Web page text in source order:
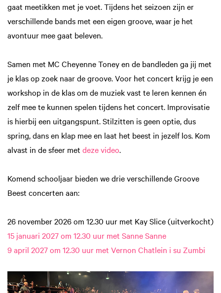
gaat meetikken met je voet. Tijdens het seizoen zijn er
verschillende bands met een eigen groove, waar je het
avontuur mee gaat beleven.
Samen met MC Cheyenne Toney en de bandleden ga jij met
je klas op zoek naar de groove. Voor het concert krijg je een
workshop in de klas om de muziek vast te leren kennen én
zelf mee te kunnen spelen tijdens het concert. Improvisatie
is hierbij een uitgangspunt. Stilzitten is geen optie, dus
spring, dans en klap mee en laat het beest in jezelf los. Kom
alvast in de sfeer met deze video.
Komend schooljaar bieden we drie verschillende Groove
Beest concerten aan:
26 november 2026 om 12.30 uur met Kay Slice (uitverkocht)
15 januari 2027 om 12.30 uur met Sanne Sanne
9 april 2027 om 12.30 uur met Vernon Chatlein i su Zumbi